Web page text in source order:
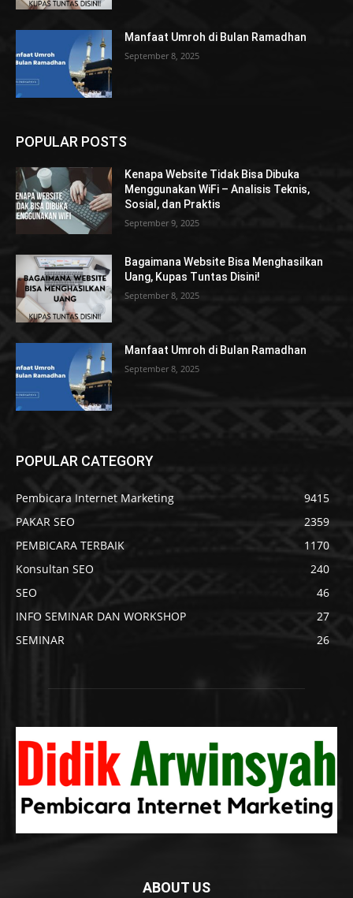
Manfaat Umroh di Bulan Ramadhan
September 8, 2025
POPULAR POSTS
Kenapa Website Tidak Bisa Dibuka
Menggunakan WiFi – Analisis Teknis,
Sosial, dan Praktis
September 9, 2025
Bagaimana Website Bisa Menghasilkan
Uang, Kupas Tuntas Disini!
September 8, 2025
Manfaat Umroh di Bulan Ramadhan
September 8, 2025
POPULAR CATEGORY
Pembicara Internet Marketing
9415
PAKAR SEO
2359
PEMBICARA TERBAIK
1170
Konsultan SEO
240
SEO
46
INFO SEMINAR DAN WORKSHOP
27
SEMINAR
26
ABOUT US